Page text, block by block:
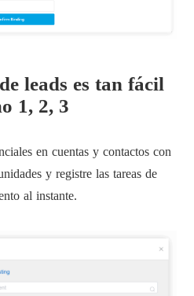
leads es tan fácil
1, 2, 3
en cuentas y contactos con
y registre las tareas de
al instante.